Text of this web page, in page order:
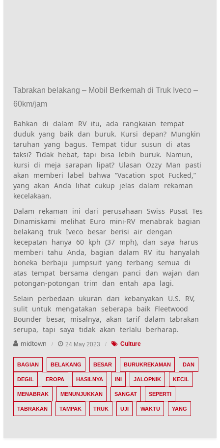
Tabrakan belakang – Mobil Berkemah di Truk Iveco –
60km/jam
Bahkan di dalam RV itu, ada rangkaian tempat
duduk yang baik dan buruk. Kursi depan? Mungkin
taruhan yang bagus. Tempat tidur susun di atas
taksi? Tidak hebat, tapi bisa lebih buruk. Namun,
kursi di meja sarapan lipat? Ulasan Ozzy Man pasti
akan memberi label bahwa “Vacation spot Fucked,”
yang akan Anda lihat cukup jelas dalam rekaman
kecelakaan.
Dalam rekaman ini dari perusahaan Swiss Pusat Tes
Dinamiskami melihat Euro mini-RV menabrak bagian
belakang truk Iveco besar berisi air dengan
kecepatan hanya 60 kph (37 mph), dan saya harus
memberi tahu Anda, bagian dalam RV itu hanyalah
boneka berbaju jumpsuit yang terbang semua di
atas tempat bersama dengan panci dan wajan dan
potongan-potongan trim dan entah apa lagi.
Selain perbedaan ukuran dari kebanyakan U.S. RV,
sulit untuk mengatakan seberapa baik Fleetwood
Bounder besar, misalnya,akan tarifdalam tabrakan
serupa, tapi saya tidak akan terlalu berharap.
midtown 24 May 2023 Culture
BAGIAN BELAKANG BESAR BURUKREKAMAN DAN
DEGIL EROPA HASILNYA INI JALOPNIK KECIL
MENABRAK MENUNJUKKAN SANGAT SEPERTI
TABRAKAN TAMPAK TRUK UJI WAKTU YANG